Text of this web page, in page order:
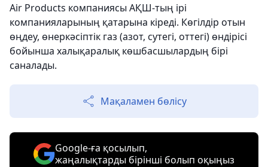
Air Products компаниясы АҚШ-тың ірі
компанияларының қатарына кіреді. Көгілдір отын
өңдеу, өнеркәсіптік газ (азот, сутегі, оттегі) өндірісі
бойынша халықаралық көшбасшылардың бірі
саналады.
Мақаламен бөлісу
Google-ға қосылып,
жаңалықтарды бірінші болып оқыңыз